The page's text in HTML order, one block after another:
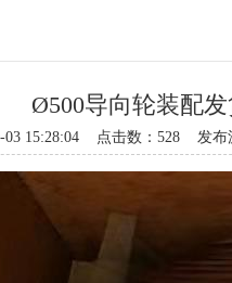
Ø500导向轮装配
03 15:28:04 点击数：528 发布